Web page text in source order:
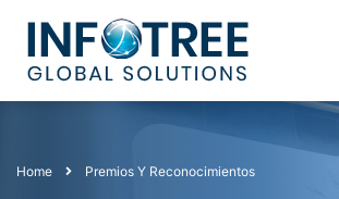
Home Premios Y Reconocimientos